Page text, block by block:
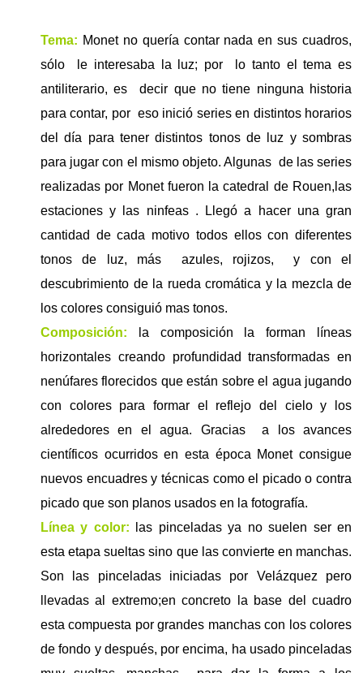
Tema: Monet no quería contar nada en sus cuadros,
sólo
le interesaba la luz; por
lo tanto el tema es
antiliterario, es
decir que no tiene ninguna historia
para contar, por eso inició series en distintos horarios
del día para tener distintos tonos de luz y sombras
para jugar con el mismo objeto. Algunas de las series
realizadas por Monet fueron la catedral de Rouen,las
estaciones y las ninfeas . Llegó a hacer una gran
cantidad de cada motivo todos ellos con diferentes
tonos de luz, más
azules, rojizos,
y con el
descubrimiento de la rueda cromática y la mezcla de
los colores consiguió mas tonos.
Composición:
la composición la forman líneas
horizontales creando profundidad transformadas en
nenúfares florecidos que están sobre el agua jugando
con colores para formar el reflejo del cielo y los
alrededores en el agua. Gracias
a los avances
científicos ocurridos en esta época Monet consigue
nuevos encuadres y técnicas como el picado o contra
picado que son planos usados en la fotografía.
Línea y color:
las pinceladas ya no suelen ser en
esta etapa sueltas sino que las convierte en manchas.
Son las pinceladas iniciadas por Velázquez pero
llevadas al extremo;en concreto la base del cuadro
esta compuesta por grandes manchas con los colores
de fondo y después, por encima, ha usado pinceladas